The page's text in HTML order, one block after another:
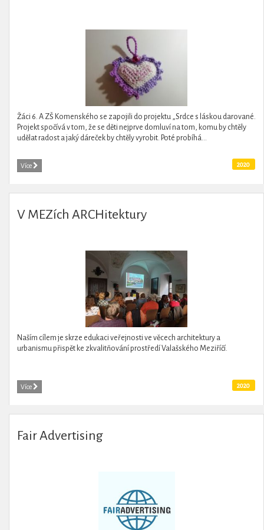
Žáci 6. A ZŠ Komenského se zapojili do projektu „Srdce s láskou darované.
Projekt spočívá v tom, že se děti nejprve domluví na tom, komu by chtěly
udělat radost a jaký dáreček by chtěly vyrobit. Poté probíhá...
Více 2020
V MEZích ARCHitektury
Naším cílem je skrze edukaci veřejnosti ve věcech architektury a
urbanismu přispět ke zkvalitňování prostředí Valašského Meziříčí.
Více 2020
Fair Advertising